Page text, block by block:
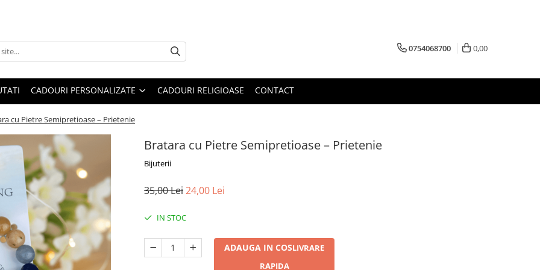
0754068700 0,00
CADOURI PERSONALIZATE CADOURI RELIGIOASE CONTACT
cu Pietre Semipretioase – Prietenie
Bratara cu Pietre Semipretioase – Prietenie
Bijuterii
35,00 Lei24,00 Lei
IN STOC
ADAUGA IN COSLIVRARE
RAPIDA